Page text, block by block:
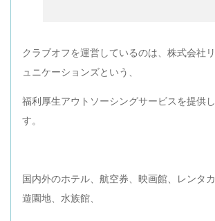
クラブオフを運営しているのは、株式会社
ュニケーションズという、
福利厚生アウトソーシングサービスを提供
す。
国内外のホテル、航空券、映画館、レンタ
遊園地、水族館、